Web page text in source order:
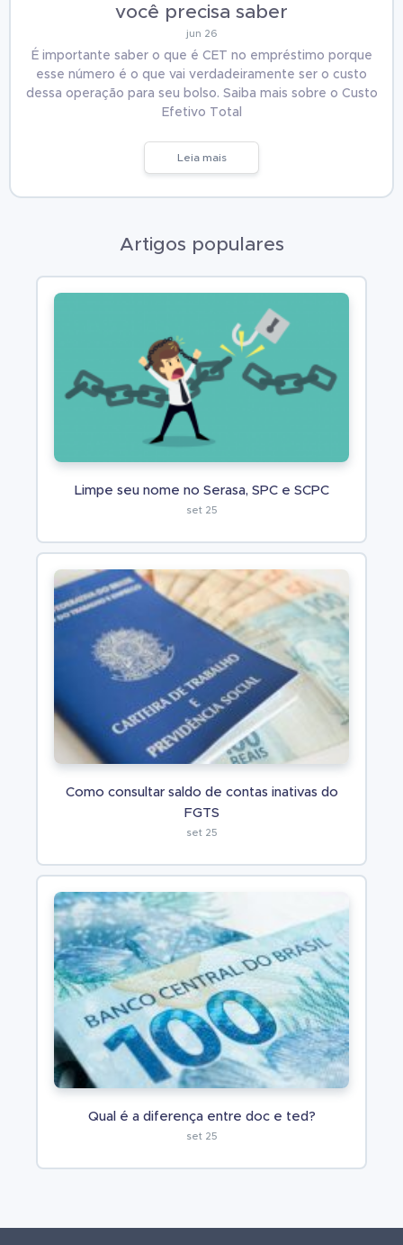
você precisa saber
jun 26
É importante saber o que é CET no empréstimo porque
esse número é o que vai verdadeiramente ser o custo
dessa operação para seu bolso. Saiba mais sobre o Custo
Efetivo Total
Leia mais
Artigos populares
Limpe seu nome no Serasa, SPC e SCPC
set 25
Como consultar saldo de contas inativas do
FGTS
set 25
Qual é a diferença entre doc e ted?
set 25